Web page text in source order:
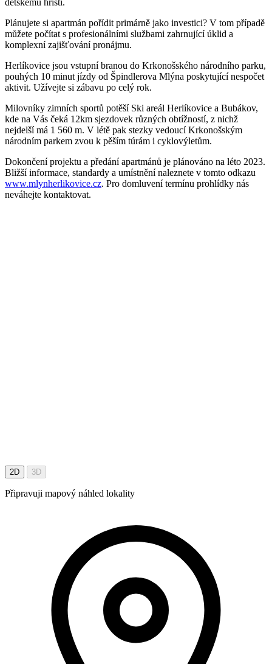
dětskému hřišti.
Plánujete si apartmán pořídit primárně jako investici? V tom případě
můžete počítat s profesionálními službami zahrnující úklid a
komplexní zajišťování pronájmu.
Herlíkovice jsou vstupní branou do Krkonošského národního parku,
pouhých 10 minut jízdy od Špindlerova Mlýna poskytující nespočet
aktivit. Užívejte si zábavu po celý rok.
Milovníky zimních sportů potěší Ski areál Herlíkovice a Bubákov,
kde na Vás čeká 12km sjezdovek různých obtížností, z nichž
nejdelší má 1 560 m. V létě pak stezky vedoucí Krkonošským
národním parkem zvou k pěším túrám i cyklovýletům.
Dokončení projektu a předání apartmánů je plánováno na léto 2023.
Bližší informace, standardy a umístnění naleznete v tomto odkazu
www.mlynherlikovice.cz. Pro domluvení termínu prohlídky nás
neváhejte kontaktovat.
2D 3D
Připravuji mapový náhled lokality